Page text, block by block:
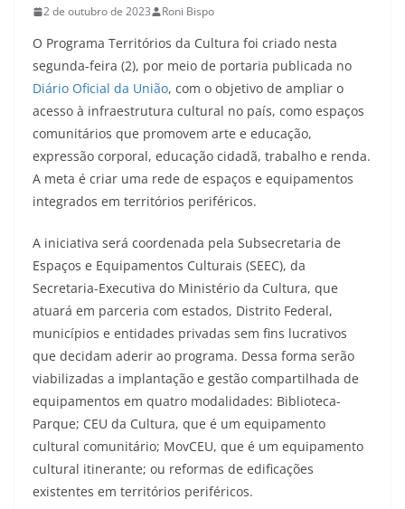
2 de outubro de 2023 Roni Bispo
O Programa Territórios da Cultura foi criado nesta
segunda-feira (2), por meio de portaria publicada no
Diário Oficial da União, com o objetivo de ampliar o
acesso à infraestrutura cultural no país, como espaços
comunitários que promovem arte e educação,
expressão corporal, educação cidadã, trabalho e renda.
A meta é criar uma rede de espaços e equipamentos
integrados em territórios periféricos.
A iniciativa será coordenada pela Subsecretaria de
Espaços e Equipamentos Culturais (SEEC), da
Secretaria-Executiva do Ministério da Cultura, que
atuará em parceria com estados, Distrito Federal,
municípios e entidades privadas sem fins lucrativos
que decidam aderir ao programa. Dessa forma serão
viabilizadas a implantação e gestão compartilhada de
equipamentos em quatro modalidades: Biblioteca-
Parque; CEU da Cultura, que é um equipamento
cultural comunitário; MovCEU, que é um equipamento
cultural itinerante; ou reformas de edificações
existentes em territórios periféricos.